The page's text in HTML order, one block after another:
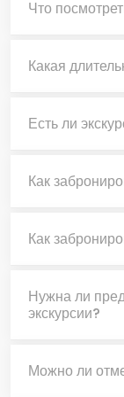
Что
Какая
Есть ли
Как
Как
Нужна ли
экскурсии?
Можно ли